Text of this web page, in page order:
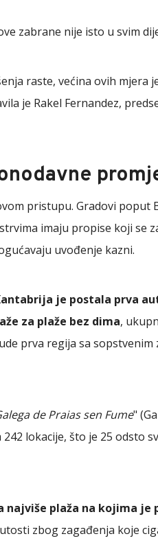
zabrane nije isto u svim
raste, većina ovih mjera
je Rakel Fernandez,
pristupu. Gradovi poput
imaju propise koji se
uvođenje kazni.
je postala prva
za plaže bez dima,
prva regija sa
de Praias sen Fume"
lokacije, što je 25 odsto
najviše plaža na kojima je
zbog zagađenja koje